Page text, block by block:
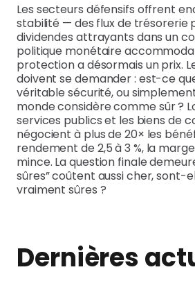
Les secteurs défensifs offrent
stabilité — des flux de trésorerie
dividendes attrayants dans un
politique monétaire
protection a désormais un prix.
doivent se demander : est-ce
véritable sécurité, ou
monde considère comme sûr ?
services publics et les biens de
négocient à plus de 20× les
rendement de 2,5 à 3 %, la
mince. La question finale
sûres” coûtent aussi cher, sont-
vraiment sûres ?
Dernières